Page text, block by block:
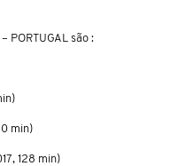
PORTUGAL são :
min)
128 min)